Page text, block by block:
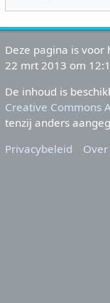
Deze pagina is
22 mrt 2013 om
De inhoud is
Creative Commons
tenzij anders
Privacybeleid